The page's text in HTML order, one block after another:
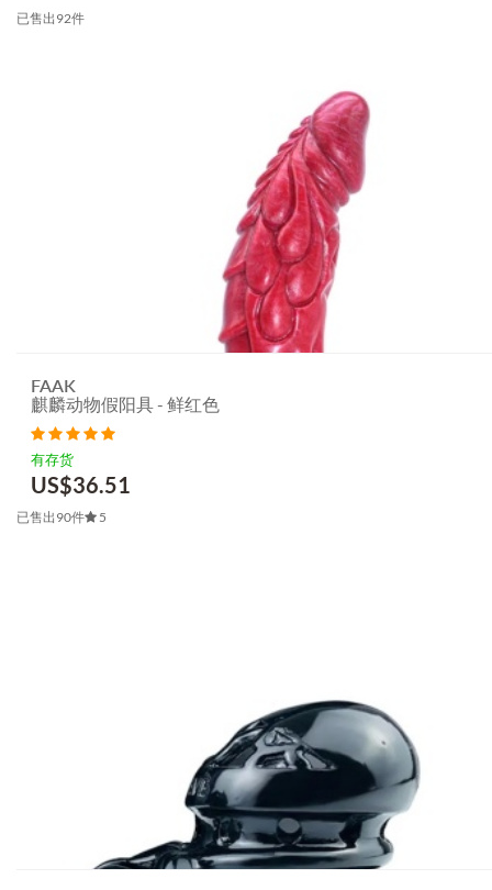
已售出92件
FAAK
麒麟动物假阳具 - 鲜红色
有存货
US$36.51
已售出90件 5